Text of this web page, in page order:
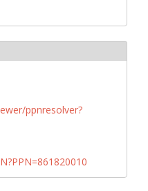
ppnresolver?